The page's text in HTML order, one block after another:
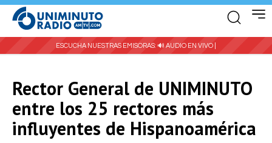
ESCUCHA NUESTRAS EMISORAS: 🔊 AUDIO EN VIVO |
Rector General de UNIMINUTO
entre los 25 rectores más
influyentes de Hispanoamérica